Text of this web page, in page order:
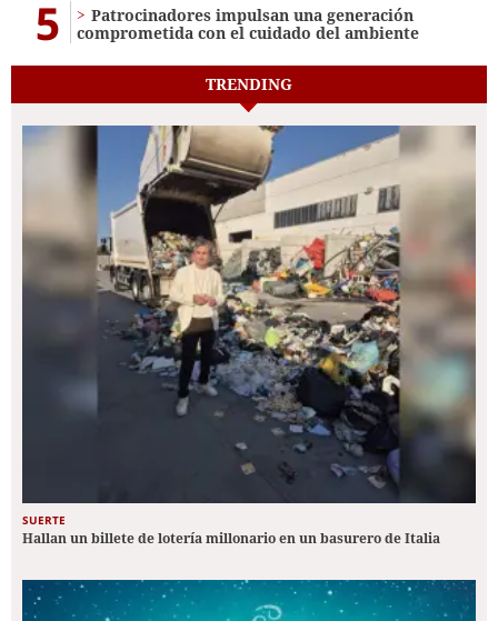
5
Patrocinadores impulsan una generación
comprometida con el cuidado del ambiente
TRENDING
SUERTE
Hallan un billete de lotería millonario en un basurero de Italia